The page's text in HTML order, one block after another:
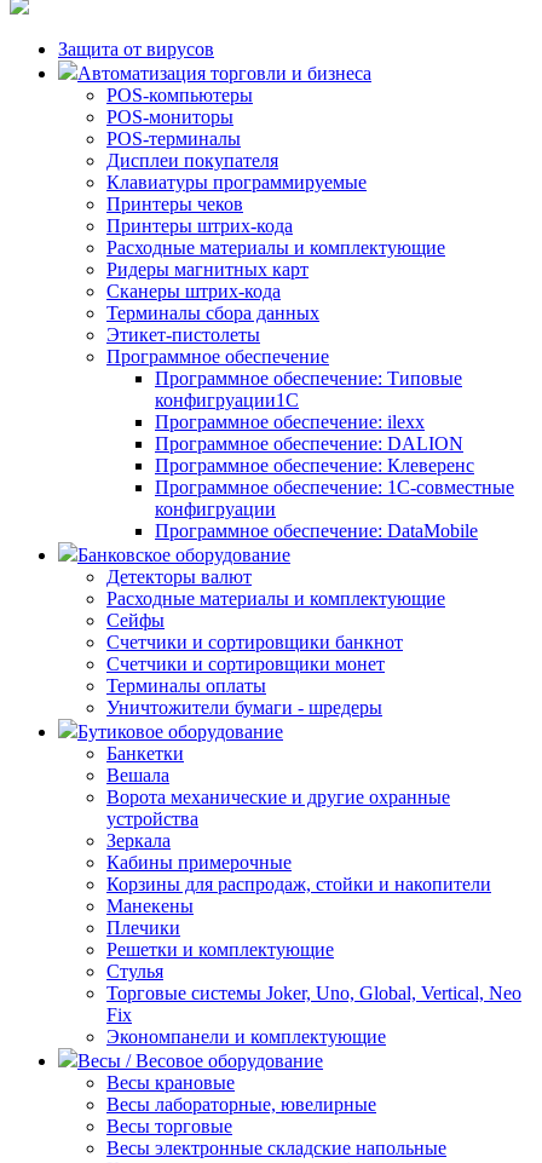
Защита от вирусов
Автоматизация торговли и бизнеса
POS-компьютеры
POS-мониторы
POS-терминалы
Дисплеи покупателя
Клавиатуры программируемые
Принтеры чеков
Принтеры штрих-кода
Расходные материалы и комплектующие
Ридеры магнитных карт
Сканеры штрих-кода
Терминалы сбора данных
Этикет-пистолеты
Программное обеспечение
Программное обеспечение: Типовые
конфигруации1С
Программное обеспечение: ilexx
Программное обеспечение: DALION
Программное обеспечение: Клеверенс
Программное обеспечение: 1С-совместные
конфигруации
Программное обеспечение: DataMobile
Банковское оборудование
Детекторы валют
Расходные материалы и комплектующие
Сейфы
Счетчики и сортировщики банкнот
Счетчики и сортировщики монет
Терминалы оплаты
Уничтожители бумаги - шредеры
Бутиковое оборудование
Банкетки
Вешала
Ворота механические и другие охранные
устройства
Зеркала
Кабины примерочные
Корзины для распродаж, стойки и накопители
Манекены
Плечики
Решетки и комплектующие
Стулья
Торговые системы Joker, Uno, Global, Vertical, Neo
Fix
Экономпанели и комплектующие
Весы / Весовое оборудование
Весы крановые
Весы лабораторные, ювелирные
Весы торговые
Весы электронные складские напольные